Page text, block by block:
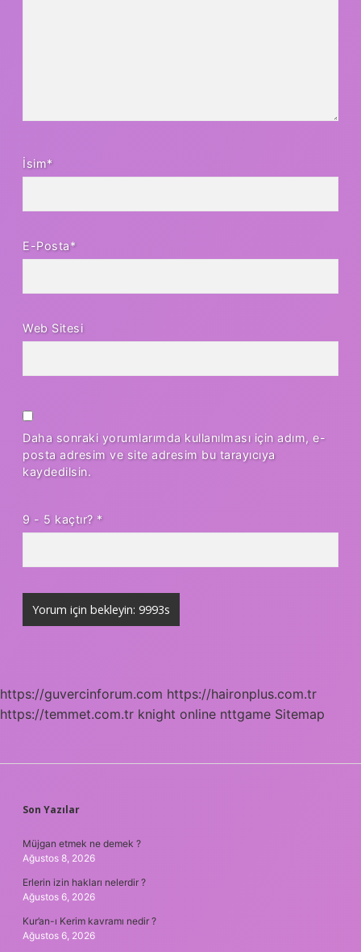
İsim*
E-Posta*
Web Sitesi
Daha sonraki yorumlarımda kullanılması için adım, e-
posta adresim ve site adresim bu tarayıcıya
kaydedilsin.
9 - 5 kaçtır? *
https://guvercinforum.com https://haironplus.com.tr
https://temmet.com.tr knight online nttgame Sitemap
SIDEBAR
Son Yazılar
Müjgan etmek ne demek ?
Ağustos 8, 2026
Erlerin izin hakları nelerdir ?
Ağustos 6, 2026
Kur’an-ı Kerim kavramı nedir ?
Ağustos 6, 2026